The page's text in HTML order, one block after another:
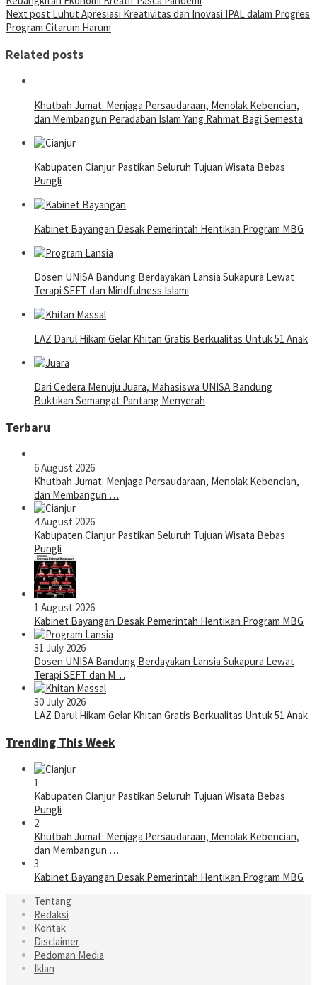
navigation
Next post Luhut Apresiasi Kreativitas dan Inovasi IPAL dalam Progres
Program Citarum Harum
Related posts
Khutbah Jumat: Menjaga Persaudaraan, Menolak Kebencian,
dan Membangun Peradaban Islam Yang Rahmat Bagi Semesta
Kabupaten Cianjur Pastikan Seluruh Tujuan Wisata Bebas
Pungli
Kabinet Bayangan Desak Pemerintah Hentikan Program MBG
Dosen UNISA Bandung Berdayakan Lansia Sukapura Lewat
Terapi SEFT dan Mindfulness Islami
LAZ Darul Hikam Gelar Khitan Gratis Berkualitas Untuk 51 Anak
Dari Cedera Menuju Juara, Mahasiswa UNISA Bandung
Buktikan Semangat Pantang Menyerah
Terbaru
6 August 2026
Khutbah Jumat: Menjaga Persaudaraan, Menolak Kebencian,
dan Membangun …
4 August 2026
Kabupaten Cianjur Pastikan Seluruh Tujuan Wisata Bebas
Pungli
1 August 2026
Kabinet Bayangan Desak Pemerintah Hentikan Program MBG
31 July 2026
Dosen UNISA Bandung Berdayakan Lansia Sukapura Lewat
Terapi SEFT dan M…
30 July 2026
LAZ Darul Hikam Gelar Khitan Gratis Berkualitas Untuk 51 Anak
Trending This Week
1
Kabupaten Cianjur Pastikan Seluruh Tujuan Wisata Bebas
Pungli
2
Khutbah Jumat: Menjaga Persaudaraan, Menolak Kebencian,
dan Membangun …
3
Kabinet Bayangan Desak Pemerintah Hentikan Program MBG
Tentang
Redaksi
Kontak
Disclaimer
Pedoman Media
Iklan